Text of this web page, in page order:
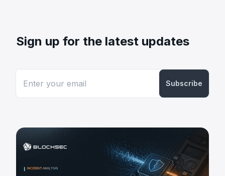
Sign up for the latest updates
Subscribe